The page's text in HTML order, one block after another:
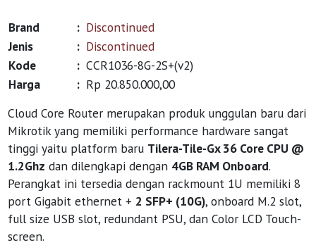
Brand : Discontinued
Jenis
: Discontinued
Kode
: CCR1036-8G-2S+(v2)
Harga
: Rp 20.850.000,00
Cloud Core Router merupakan produk unggulan baru dari
Mikrotik yang memiliki performance hardware sangat
tinggi yaitu platform baru Tilera-Tile-Gx 36 Core CPU @
1.2Ghz dan dilengkapi dengan 4GB RAM Onboard.
Perangkat ini tersedia dengan rackmount 1U memiliki 8
port Gigabit ethernet + 2 SFP+ (10G), onboard M.2 slot,
full size USB slot, redundant PSU, dan Color LCD Touch-
screen.